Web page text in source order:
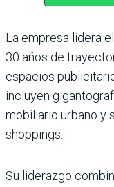
La empresa lidera
30 años de
espacios
incluyen
mobiliario urbano y
shoppings.
Su liderazgo